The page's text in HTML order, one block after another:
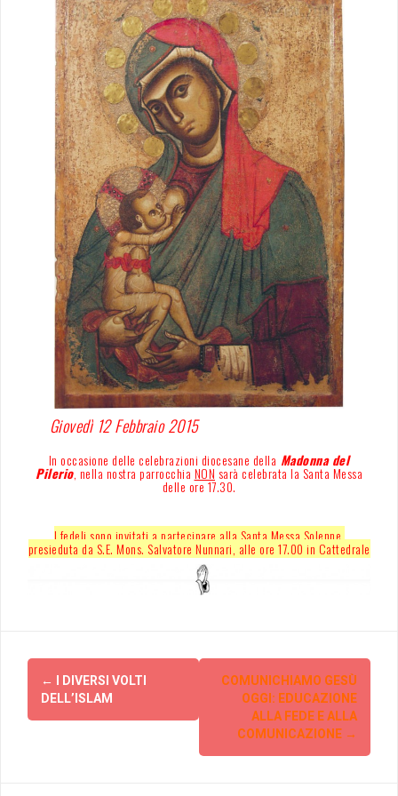
Giovedì 12 Febbraio 2015
In occasione delle celebrazioni diocesane della Madonna del
Pilerio, nella nostra parrocchia NON sarà celebrata la Santa Messa
delle ore 17.30.
I fedeli sono invitati a partecipare alla Santa Messa Solenne,
presieduta da S.E. Mons. Salvatore Nunnari, alle ore 17.00 in Cattedrale
Post
navigation
←
I DIVERSI VOLTI
DELL’ISLAM
COMUNICHIAMO GESÙ
OGGI: EDUCAZIONE
ALLA FEDE E ALLA
COMUNICAZIONE →